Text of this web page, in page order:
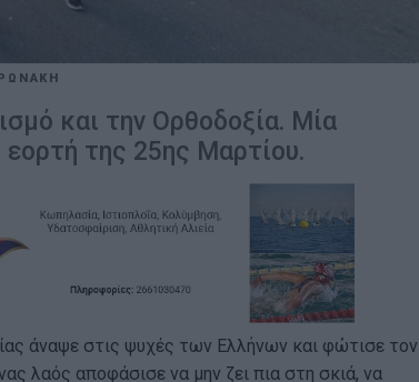
και την Ορθοδοξία. Μία
εορτή της 25ης Μαρτίου.
άναψε στις ψυχές των Ελλήνων και φώτισε τον
λαός αποφάσισε να μην ζει πια στη σκιά, να